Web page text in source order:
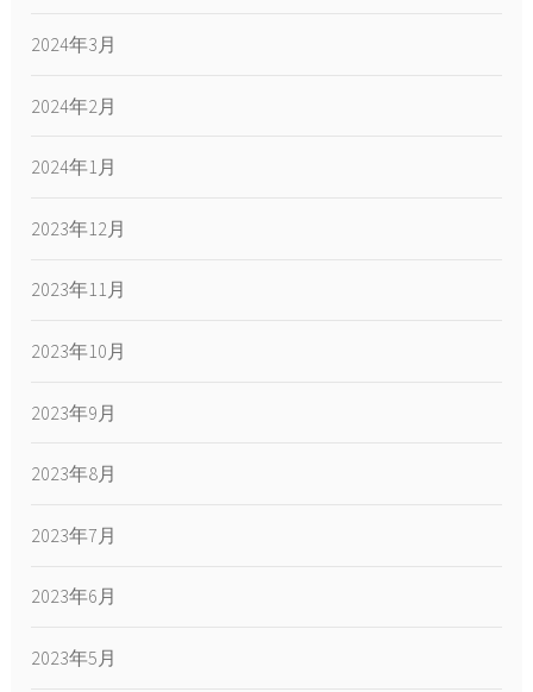
2024年3月
2024年2月
2024年1月
2023年12月
2023年11月
2023年10月
2023年9月
2023年8月
2023年7月
2023年6月
2023年5月